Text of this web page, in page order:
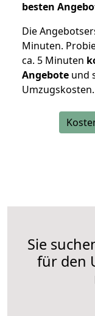
besten
Die
Minuten.
ca. 5 Minuten
Angebote und
Umzugskosten.
Sie
für den